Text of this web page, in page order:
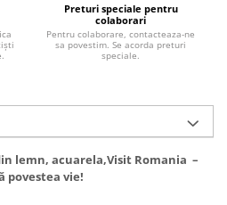
Preturi speciale pentru
colaborari
Pentru colaborare, contacteaza-ne
sa povestim. Se acorda preturi
speciale.
lemn, acuarela,Visit Romania –
povestea vie!